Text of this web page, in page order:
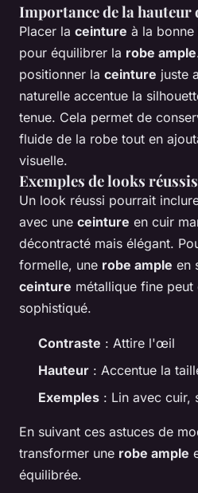
Importance de la hauteur
Placer la ceinture à la bonne
pour équilibrer la robe ample
positionner la ceinture juste
naturelle accentue la
tenue. Cela permet de
fluide de la robe tout en
visuelle.
Exemples de looks réussis
Un look réussi pourrait
avec une ceinture en cuir
décontracté mais élégant.
formelle, une robe ample en
ceinture métallique fine
sophistiqué.
Contraste : Attire l'œil
Hauteur : Accentue la
Exemples : Lin avec cuir,
En suivant ces astuces de
transformer une robe ample
équilibrée.